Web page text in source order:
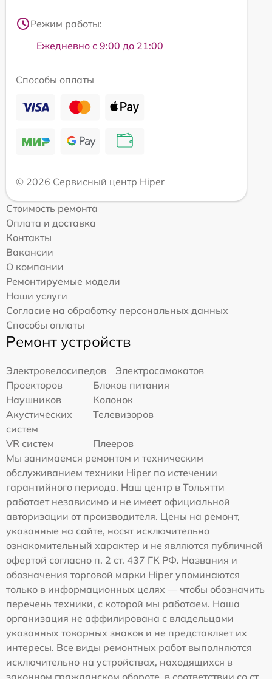
Режим работы:
Ежедневно с 9:00 до 21:00
Способы оплаты
© 2026 Сервисный центр Hiper
Стоимость ремонта
Оплата и доставка
Контакты
Вакансии
О компании
Ремонтируемые модели
Наши услуги
Согласие на обработку персональных данных
Способы оплаты
Ремонт устройств
Электровелосипедов
Электросамокатов
Проекторов
Блоков питания
Наушников
Колонок
Акустических
систем
Телевизоров
VR систем
Плееров
Мы занимаемся ремонтом и техническим
обслуживанием техники Hiper по истечении
гарантийного периода. Наш центр в Тольятти
работает независимо и не имеет официальной
авторизации от производителя. Цены на ремонт,
указанные на сайте, носят исключительно
ознакомительный характер и не являются публичной
офертой согласно п. 2 ст. 437 ГК РФ. Названия и
обозначения торговой марки Hiper упоминаются
только в информационных целях — чтобы обозначить
перечень техники, с которой мы работаем. Наша
организация не аффилирована с владельцами
указанных товарных знаков и не представляет их
интересы. Все виды ремонтных работ выполняются
исключительно на устройствах, находящихся в
законном гражданском обороте, в соответствии со ст.